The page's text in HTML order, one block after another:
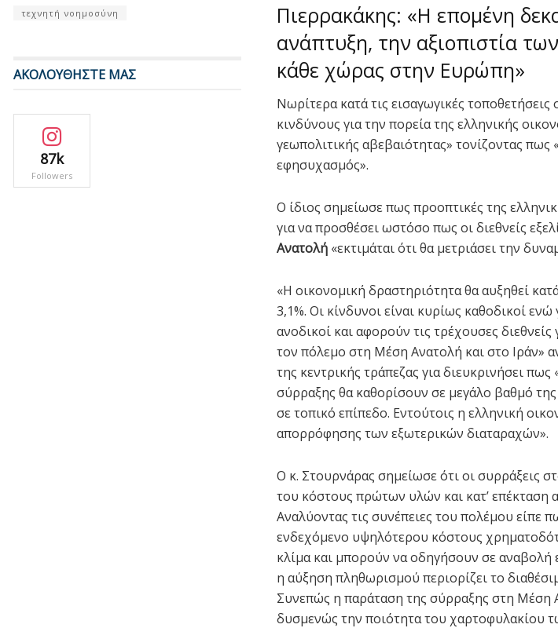
Πιερρακάκης: «Η επομένη
ανάπτυξη, την αξιοπιστία
κάθε χώρας στην Ευρώπη»
Νωρίτερα κατά τις εισαγωγικές
κινδύνους για την πορεία της ελληνικής
γεωπολιτικής αβεβαιότητας» τονίζοντας πως
εφησυχασμός».
Ο ίδιος σημείωσε πως προοπτικές της
για να προσθέσει ωστόσο πως οι διεθνείς
Ανατολή «εκτιμάται ότι θα μετριάσει την
«Η οικονομική δραστηριότητα θα αυξηθεί
3,1%. Οι κίνδυνοι είναι κυρίως καθοδικοί
ανοδικοί και αφορούν τις τρέχουσες διεθνείς
τον πόλεμο στη Μέση Ανατολή και στο Ιράν»
της κεντρικής τράπεζας για διευκρινήσει πως
σύρραξης θα καθορίσουν σε μεγάλο βαθμό
σε τοπικό επίπεδο. Εντούτοις η ελληνική
απορρόφησης των εξωτερικών διαταραχών».
Ο κ. Στουρνάρας σημείωσε ότι οι συρράξεις
του κόστους πρώτων υλών και κατ’ επέκταση
Αναλύοντας τις συνέπειες του πολέμου είπε
ενδεχόμενο υψηλότερου κόστους
κλίμα και μπορούν να οδηγήσουν σε αναβολή
η αύξηση πληθωρισμού περιορίζει το
Συνεπώς η παράταση της σύρραξης στη Μέση
δυσμενώς την ποιότητα του χαρτοφυλακίου
τεχνητή νοημοσύνη
ΑΚΟΛΟΥΘΗΣΤΕ ΜΑΣ
87k
Followers